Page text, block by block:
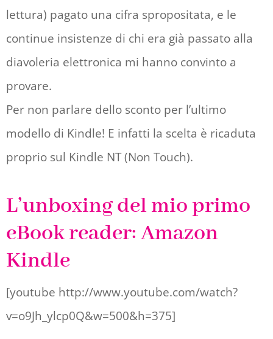
lettura) pagato una cifra spropositata, e le
continue insistenze di chi era già passato alla
diavoleria elettronica mi hanno convinto a
provare.
Per non parlare dello sconto per l’ultimo
modello di Kindle! E infatti la scelta è ricaduta
proprio sul Kindle NT (Non Touch).
L’unboxing del mio primo
eBook reader: Amazon
Kindle
[youtube http://www.youtube.com/watch?
v=o9Jh_ylcp0Q&w=500&h=375]